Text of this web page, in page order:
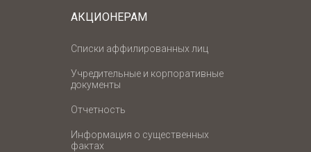
АКЦИОНЕРАМ
Списки аффилированных лиц
Учредительные и корпоративные
документы
Отчетность
Информация о существенных
фактах